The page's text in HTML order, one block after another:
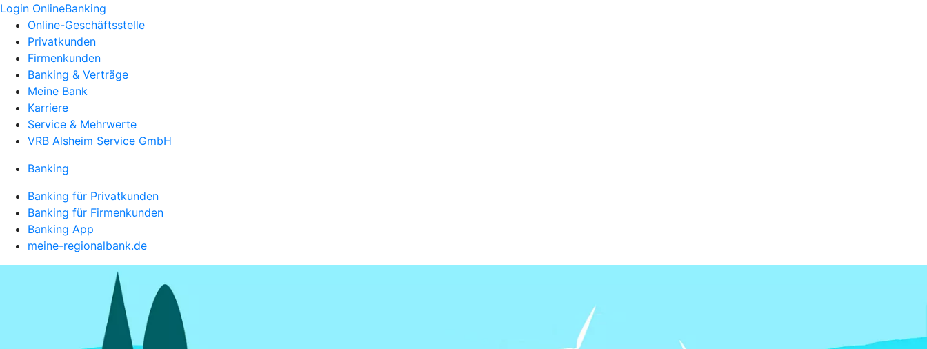
Login OnlineBanking
Online-Geschäftsstelle
Privatkunden
Firmenkunden
Banking & Verträge
Meine Bank
Karriere
Service & Mehrwerte
VRB Alsheim Service GmbH
Banking
Banking für Privatkunden
Banking für Firmenkunden
Banking App
meine-regionalbank.de